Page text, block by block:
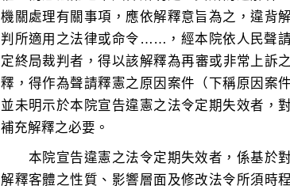
機關處理有關事項，應依解釋意旨為之，違背
判所適用之法律或命令……，經本院依人民聲
定終局裁判者，得以該解釋為再審或非常上
釋，得作為聲請釋憲之原因案件（下稱原因案
並未明示於本院宣告違憲之法令定期失效者，
本院宣告違憲之法令定期失效者，係基於
解釋客體之性質、影響層面及修改法令所須時